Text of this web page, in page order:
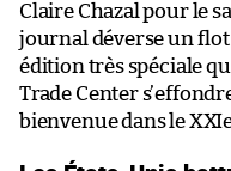
Claire Chazal pour le
journal déverse un flot
édition très spéciale
Trade Center
bienvenue dans le